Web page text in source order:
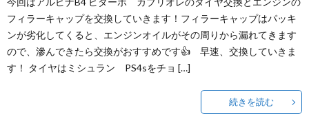
フィラーキャップを交換していきます！フィラーキャップはパッキ
ンが劣化してくると、エンジンオイルがその周りから漏れてきます
ので、滲んできたら交換がおすすめです👍 早速、交換していきま
す！ タイヤはミシュラン PS4sをチョ […]
続きを読む